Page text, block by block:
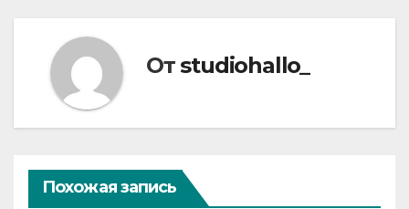
Отstudiohallo_
Похожая запись